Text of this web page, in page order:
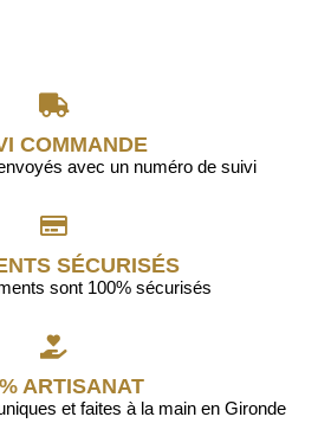
COMMANDE
avec un numéro de suivi
SÉCURISÉS
sont 100% sécurisés
ARTISANAT
et faites à la main en Gironde